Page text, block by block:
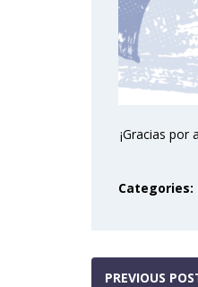
¡Gracias
Categories:
PREVIOUS